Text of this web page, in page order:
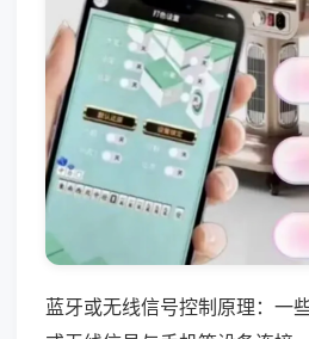
蓝牙或无线信号控制原理：一